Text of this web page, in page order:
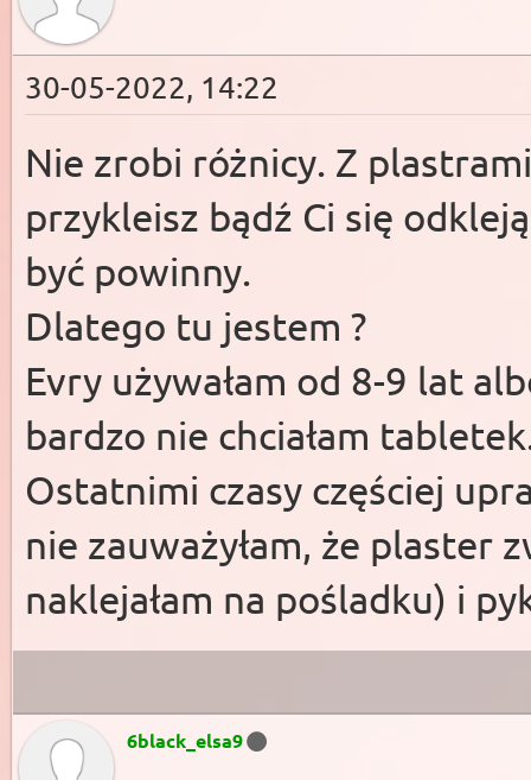
30-05-2022, 14:22
Nie zrobi różnicy. Z
przykleisz bądź Ci się
być powinny.
Dlatego tu jestem ?
Evry używałam od 8-9 lat
bardzo nie chciałam
Ostatnimi czasy częściej
nie zauważyłam, że plaster
naklejałam na pośladku) i
6black_elsa9